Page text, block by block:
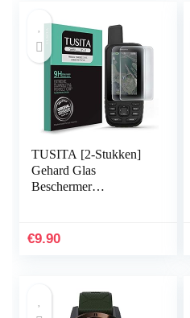
TUSITA [2-Stukken]
Gehard Glas
Beschermer
Garmin GPSMAP 66i
€9.90